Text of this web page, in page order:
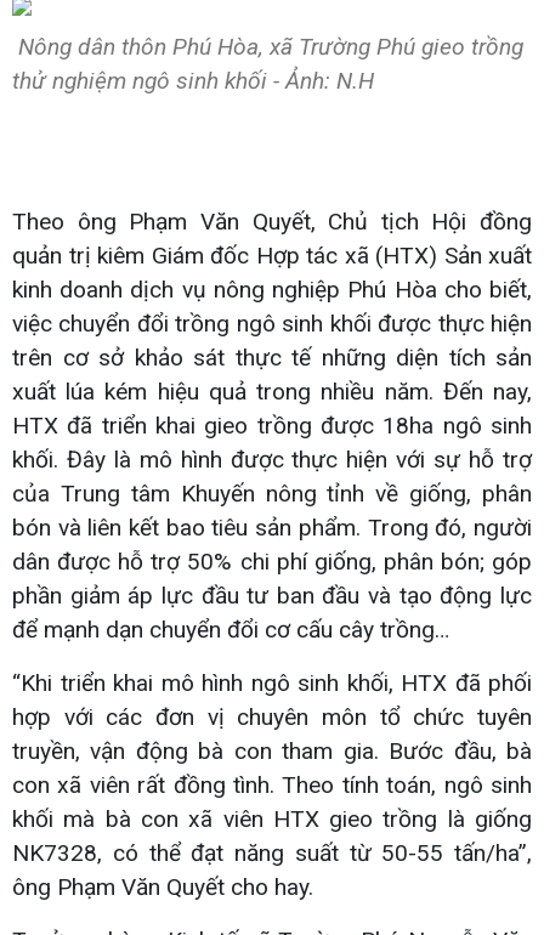
Nông dân thôn Phú Hòa, xã Trường Phú gieo trồng
thử nghiệm ngô sinh khối - Ảnh: N.H
Theo ông Phạm Văn Quyết, Chủ tịch Hội đồng
quản trị kiêm Giám đốc Hợp tác xã (HTX) Sản xuất
kinh doanh dịch vụ nông nghiệp Phú Hòa cho biết,
việc chuyển đổi trồng ngô sinh khối được thực hiện
trên cơ sở khảo sát thực tế những diện tích sản
xuất lúa kém hiệu quả trong nhiều năm. Đến nay,
HTX đã triển khai gieo trồng được 18ha ngô sinh
khối. Đây là mô hình được thực hiện với sự hỗ trợ
của Trung tâm Khuyến nông tỉnh về giống, phân
bón và liên kết bao tiêu sản phẩm. Trong đó, người
dân được hỗ trợ 50% chi phí giống, phân bón; góp
phần giảm áp lực đầu tư ban đầu và tạo động lực
để mạnh dạn chuyển đổi cơ cấu cây trồng…
“Khi triển khai mô hình ngô sinh khối, HTX đã phối
hợp với các đơn vị chuyên môn tổ chức tuyên
truyền, vận động bà con tham gia. Bước đầu, bà
con xã viên rất đồng tình. Theo tính toán, ngô sinh
khối mà bà con xã viên HTX gieo trồng là giống
NK7328, có thể đạt năng suất từ 50-55 tấn/ha”,
ông Phạm Văn Quyết cho hay.